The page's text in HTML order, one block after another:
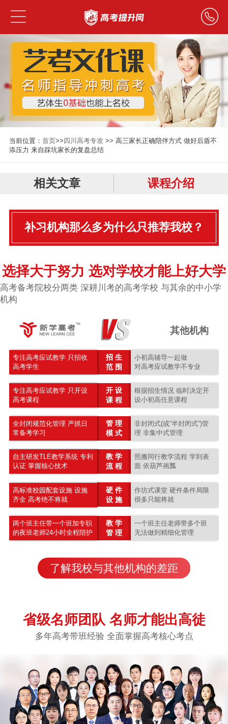
当前位置： 首页>>四川高考专攻>> 高三家长正确陪伴方式 做好后盾不
添压力 来自踩坑家长的复盘总结
相关文章 课程介绍
补习机构那么多为什么只推荐我校？
选择大于努力 选对学校才能上好大学
高考备考院校分两类 深耕川考的高考学校 与其余的中小学
机构
其他机构
专注高考应试教学 只招收
高考学生
招 生
范 围
小初高辅导一起做
对高考应试教学不专业
专注高考应试教学 只开设
高考课程
开 设
课 程
根据招生情况 临时决定开
设小初高任意课程
全封闭规范化管理 严抓日
常备考学习
管 理
模 式
非封闭式(或“半封闭式”)管
理 非集中式管理
自主研发TLE教学系统 专利
认证 掌握核心技术
教 学
流 程
照搬同行教学流程 学到表
面 依葫芦画瓢
高标准校园配套设施 设施
齐全 高考绝不将就
硬 件
设 施
作坊式课堂 硬件条件局限
很多只能将就
两个班主任带一个班加专职
的夜班老师24小时全程陪护
教 学
管 理
一个班主任老师带多个班
无法做到精细化管理
了解我校与其他机构的差距
省级名师团队 名师才能出高徒
多年高考带班经验 全面掌握高考核心考点